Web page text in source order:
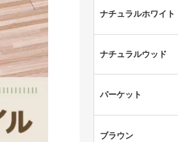
ナチュラルホワイト
ナチュラルウッド
パーケット
ブラウン